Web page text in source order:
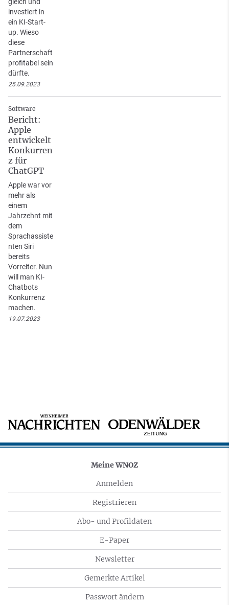
investiert in
ein KI-Start-
up. Wieso
diese
Partnerschaft
profitabel sein
dürfte.
25.09.2023
Software
Bericht:
Apple
entwickelt
Konkurren
z für
ChatGPT
Apple war vor
mehr als
einem
Jahrzehnt mit
dem
Sprachassiste
nten Siri
bereits
Vorreiter. Nun
will man KI-
Chatbots
Konkurrenz
machen.
19.07.2023
Meine WNOZ
Anmelden
Registrieren
Abo- und Profildaten
E-Paper
Newsletter
Gemerkte Artikel
Passwort ändern